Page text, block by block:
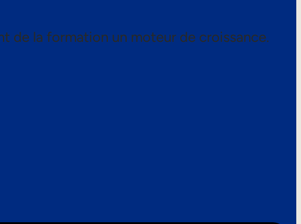
de la formation un moteur de croissance.